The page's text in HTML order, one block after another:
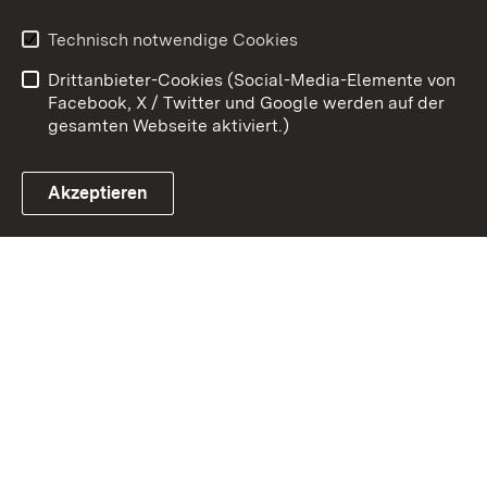
Link zum Landesportal
Barrierefreiheit
Impressum Cookies
Technisch notwendige Cookies
Drittanbieter-Cookies (Social-Media-Elemente von
Facebook, X / Twitter und Google werden auf der
gesamten Webseite aktiviert.)
Akzeptieren